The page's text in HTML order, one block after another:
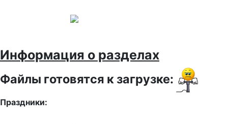
Информация о разделах
Файлы готовятся к загрузке:
Праздники: